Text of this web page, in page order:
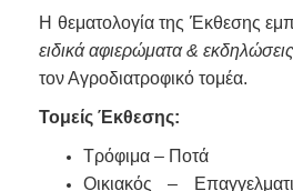
Η θεματολογία της Έκθεσης
ειδικά αφιερώματα & εκδηλώσεις
τον Αγροδιατροφικό τομέα.
Τομείς Έκθεσης:
Τρόφιμα – Ποτά
Οικιακός –